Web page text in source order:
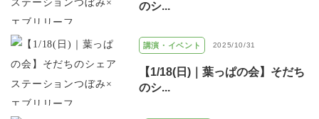
のシ...
講演・イベント 2025/10/31
【1/18(日)｜葉っぱの会】そだち
のシ...